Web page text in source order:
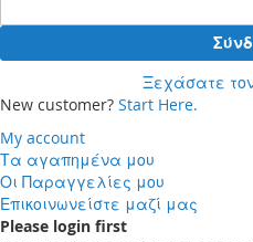
Ξεχάσατε
New customer? Start Here.
My account
Τα αγαπημένα μου
Οι Παραγγελίες μου
Επικοινωνείστε μαζί μας
Please login first